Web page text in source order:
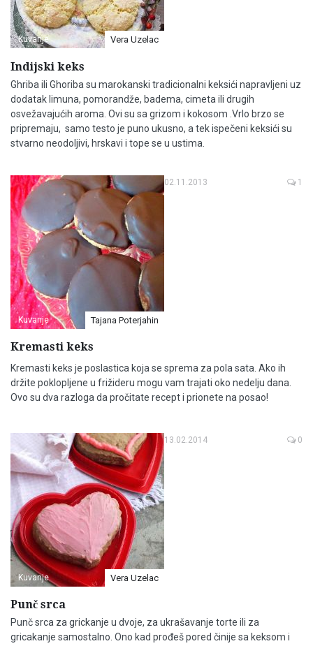
Kuvanje Vera Uzelac
Indijski keks
Ghriba ili Ghoriba su marokanski tradicionalni keksići napravljeni uz
dodatak limuna, pomorandže, badema, cimeta ili drugih
osvežavajućih aroma. Ovi su sa grizom i kokosom .Vrlo brzo se
pripremaju, samo testo je puno ukusno, a tek ispečeni keksići su
stvarno neodoljivi, hrskavi i tope se u ustima.
Kuvanje Tajana Poterjahin
02.11.2013 1
Kremasti keks
Kremasti keks je poslastica koja se sprema za pola sata. Ako ih
držite poklopljene u frižideru mogu vam trajati oko nedelju dana.
Ovo su dva razloga da pročitate recept i prionete na posao!
Kuvanje Vera Uzelac
13.02.2014 0
Punč srca
Punč srca za grickanje u dvoje, za ukrašavanje torte ili za
gricakanje samostalno. Ono kad prođeš pored činije sa keksom i